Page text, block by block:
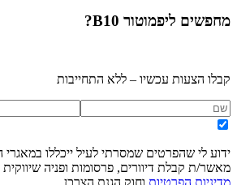
מחפשים ליפמוטור B10 ?
קבלו הצעות עכשיו – ללא התחייבות
ידוע לי שהפרטים שמסרתי לעיל ייכללו במאגרי
מאשר/ת קבלת דיוורים, פרסומות ופניה